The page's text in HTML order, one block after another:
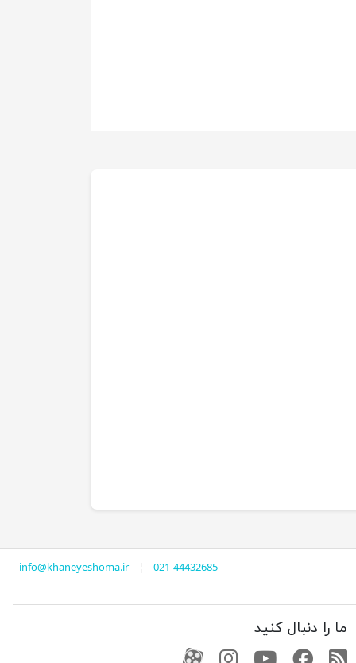
info@khaneyeshoma.ir¦ 021-44432685
ما را دنبال کنید